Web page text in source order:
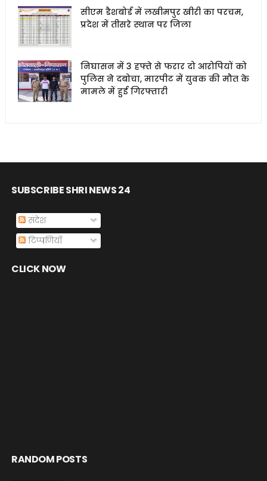
सीएम डैशबोर्ड में लखीमपुर खीरी का परचम,
प्रदेश में तीसरे स्थान पर जिला
निघासन में 3 हफ्ते से फरार दो आरोपियों को
पुलिस ने दबोचा, मारपीट में युवक की मौत के
मामले में हुई गिरफ्तारी
SUBSCRIBE SHRI NEWS 24
संदेश
टिप्पणियाँ
CLICK NOW
RANDOM POSTS